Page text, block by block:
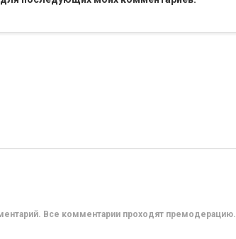
Все комментарии проходят премодерацию.